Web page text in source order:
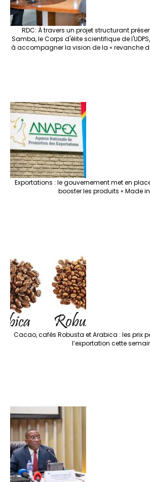
RDC: À travers un projet structurant
Samba, le Corps d'élite scientifique de
à accompagner la vision de la « revanche
Exportations : le gouvernement met en
booster les produits « Made in
Cacao, cafés Robusta et Arabica : les prix
l’exportation cette